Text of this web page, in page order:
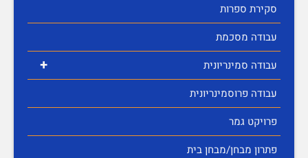
סקירת ספרות
עבודה מסכמת
+
עבודה סמינריונית
עבודה פרוסמינריונית
פרויקט גמר
פתרון מבחן/מבחן בית